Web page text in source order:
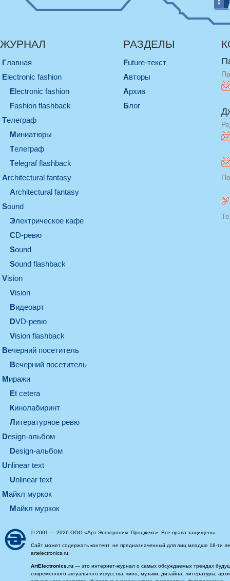
ЖУРНАЛ
Главная
electronic fashion
electronic fashion
Fashion flashback
телеграф
миниатюры
телеграф
Telegraf flashback
architectural fantasy
architectural fantasy
sound
электрическое кафе
CD-ревю
sound
Sound flashback
vision
vision
видеоарт
DVD-ревю
Vision flashback
вечерний посетитель
вечерний посетитель
миражи
et cetera
кинолабиринт
литературное ревю
design-альбом
design-альбом
unlinear text
Unlinear text
майкл муркок
майкл муркок
РАЗДЕЛЫ
Future-текст
Авторы
Архив
Блог
© 2001 — 2026 ООО «Арт Электроникс Проджект». Все права защищены.
Сайт может содержать контент, не предназначенный для лиц младше 18-ти
artelectronics.ru.
ArtElectronics.ru — это интернет-журнал о самых обсуждаемых трендах
современного актуального искусства, кино, музыки, дизайна, литературы,